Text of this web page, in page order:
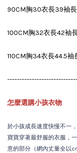
90CM胸30衣長39袖
100CM胸32衣長42袖
110CM胸34衣長44.5袖
怎麼選購小孩衣物
於小孩成長速度快慢不一
寶寶穿著最舒服的衣服，
意的部分（網內丈量全以